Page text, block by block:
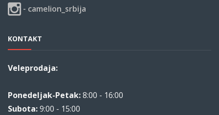
- camelion_srbija
KONTAKT
Veleprodaja:
Ponedeljak-Petak:8:00 - 16:00
Subota:9:00 - 15:00